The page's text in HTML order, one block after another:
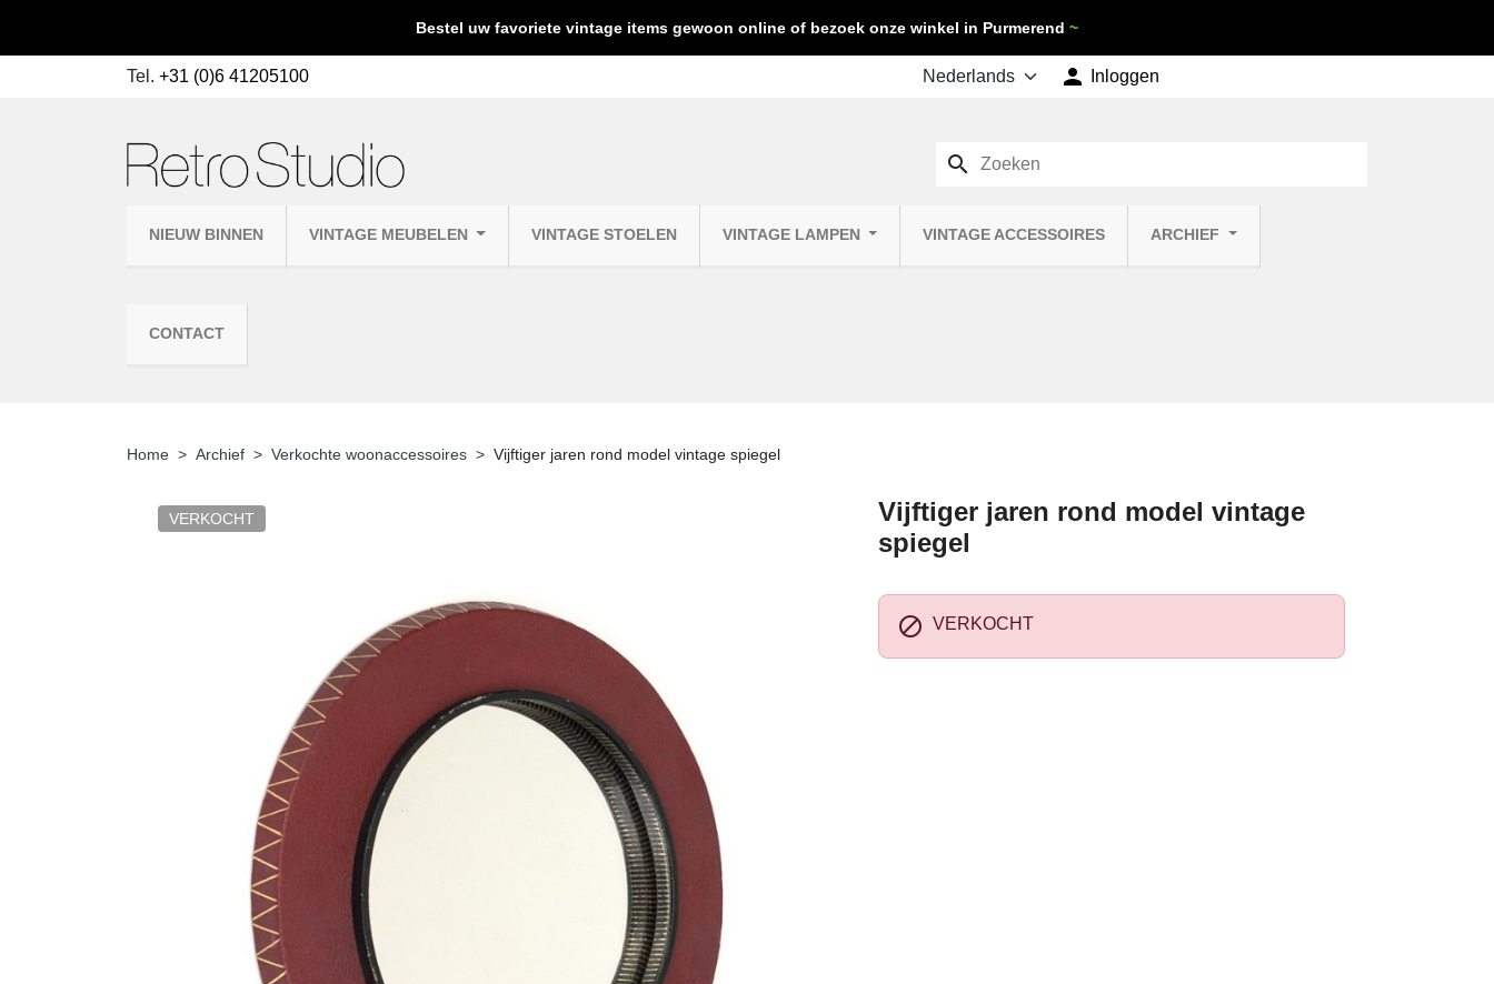
Bestel uw favoriete vintage items gewoon online of bezoek onze winkel in Purmerend ~
Tel. +31 (0)6 41205100  Inloggen
NIEUW BINNEN VINTAGE MEUBELEN VINTAGE STOELEN VINTAGE LAMPEN VINTAGE ACCESSOIRES ARCHIEF
CONTACT
search
Home Archief Verkochte woonaccessoires Vijftiger jaren rond model vintage spiegel
VERKOCHT
Vijftiger jaren rond model vintage
spiegel
 VERKOCHT